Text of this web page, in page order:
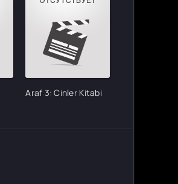
Araf 3: Cinler Kitabi